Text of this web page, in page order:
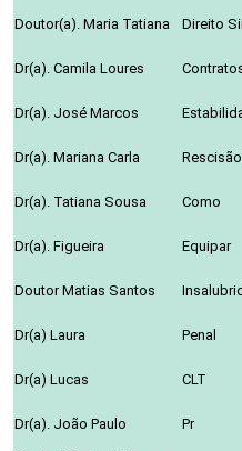
Doutor(a). Maria Tatiana
Direito
Dr(a). Camila Loures
Dr(a). José Marcos
Dr(a). Mariana Carla
Dr(a). Tatiana Sousa
Como
Dr(a). Figueira
Equipar
Doutor Matias Santos
Dr(a) Laura
Penal
Dr(a) Lucas
CLT
Dr(a). João Paulo
Pr